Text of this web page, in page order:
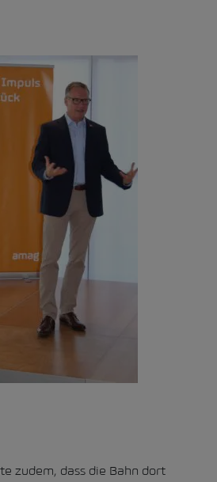
zudem, dass die Bahn dort